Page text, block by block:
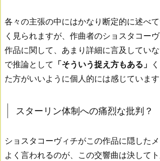
各々の主張の中にはかなり断定的に述べ
く見られますが、作曲者のショスタコー
作品に関して、あまり詳細に言及してい
で推論として 「そういう捉え方もある」
た方がいいように個人的には感じています
スターリン体制への痛烈な批判？
ショスタコーヴィチがこの作品に隠した
よく言われるのが、この交響曲は決して